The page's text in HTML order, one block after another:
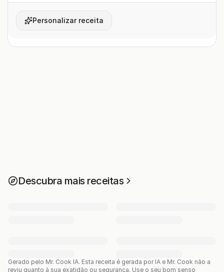
Personalizar receita
Descubra mais receitas
Gerado pelo Mr. Cook IA. Esta receita é gerada por IA e Mr. Cook não a
reviu quanto à sua exatidão ou segurança. Use o seu bom senso